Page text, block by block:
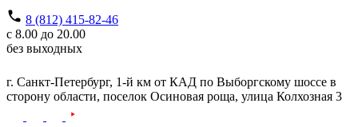
8 (812) 415-82-46
с 8.00 до 20.00
без выходных
г. Санкт-Петербург, 1-й км от КАД по Выборгскому шоссе в
сторону области, поселок Осиновая роща, улица Колхозная 3